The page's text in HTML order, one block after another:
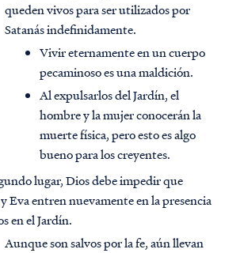
queden vivos para ser utilizados por
Satanás indefinidamente.
Vivir eternamente en un cuerpo
pecaminoso es una maldición.
Al expulsarlos del Jardín, el
hombre y la mujer conocerán la
muerte física, pero esto es algo
bueno para los creyentes.
lugar, Dios debe impedir que
Eva entren nuevamente en la presencia
en el Jardín.
Aunque son salvos por la fe, aún llevan